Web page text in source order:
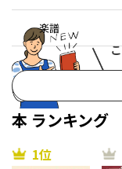
楽譜
本 ランキング
1位